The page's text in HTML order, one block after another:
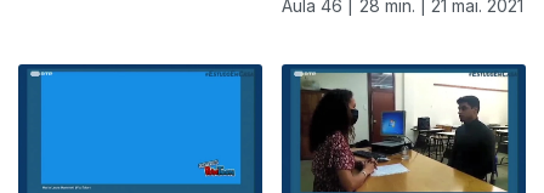
Aula 46 | 28 min. | 21 mai. 2021